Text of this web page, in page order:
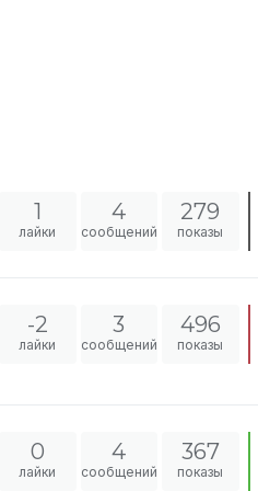
1
лайки
4
сообщений
279
показы
-2
лайки
3
сообщений
496
показы
0
лайки
4
сообщений
367
показы